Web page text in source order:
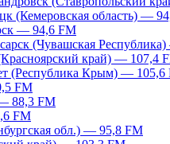
(Кемеровская область) —
— 94,6 FM
(Чувашская
край) — 107,4
(Республика Крым) — 105,6
FM
88,3 FM
FM
обл.) — 95,8 FM